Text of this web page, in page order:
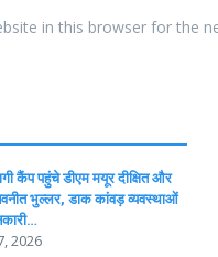
in this browser for the
कैंप पहुंचे डीएम मयूर दीक्षित और
भुल्लर, डाक कांवड़ व्यवस्थाओं
2026